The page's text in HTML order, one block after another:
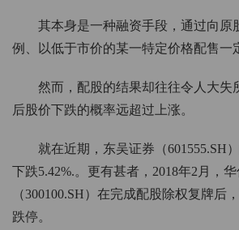
其本身是一种融资手段，通过向原
例、以低于市价的某一特定价格配售一
然而，配股的结果却往往令人大失
后股价下跌的概率远超过上涨。
就在近期，东吴证券（601555.SH
下跌5.42%.。更有甚者，2018年2月，
（300100.SH）在完成配股除权复牌后
跌停。